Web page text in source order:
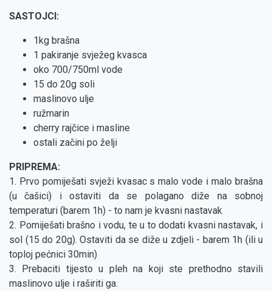
SASTOJCI:
1kg brašna
1 pakiranje svježeg kvasca
oko 700/750ml vode
15 do 20g soli
maslinovo ulje
⁠ružmarin
⁠cherry rajčice i masline
ostali začini po želji
PRIPREMA:
1. Prvo pomiješati svježi kvasac s malo vode i malo brašna
(u čašici) i ostaviti da se polagano diže na sobnoj
temperaturi (barem 1h) - to nam je kvasni nastavak
2. ⁠Pomiješati brašno i vodu, te u to dodati kvasni nastavak, i
sol (15 do 20g). Ostaviti da se diže u zdjeli - barem 1h (ili u
toploj pećnici 30min)
3. ⁠Prebaciti tijesto u pleh na koji ste prethodno stavili
maslinovo ulje i raširiti ga.